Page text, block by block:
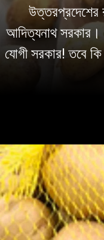
উত্তরপ্রদেশের
আদিত্যনাথ সরকার।
যোগী সরকার! তবে